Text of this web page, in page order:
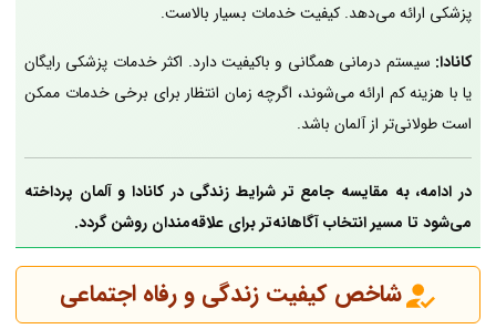
پزشکی ارائه می‌دهد. کیفیت خدمات بسیار بالاست.
کانادا: سیستم درمانی همگانی و باکیفیت دارد. اکثر خدمات پزشکی رایگان
یا با هزینه کم ارائه می‌شوند، اگرچه زمان انتظار برای برخی خدمات ممکن
است طولانی‌تر از آلمان باشد.
در ادامه، به مقایسه جامع تر شرایط زندگی در کانادا و آلمان پرداخته
می‌شود تا مسیر انتخاب آگاهانه‌تر برای علاقه‌مندان روشن گردد.
شاخص کیفیت زندگی و رفاه اجتماعی